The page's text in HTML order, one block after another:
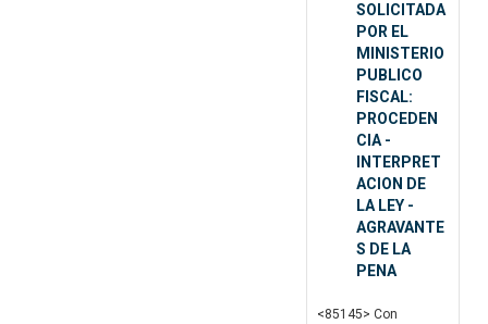
SOLICITADA
POR EL
MINISTERIO
PUBLICO
FISCAL:
PROCEDEN
CIA -
INTERPRET
ACION DE
LA LEY -
AGRAVANTE
S DE LA
PENA
<85145> Con